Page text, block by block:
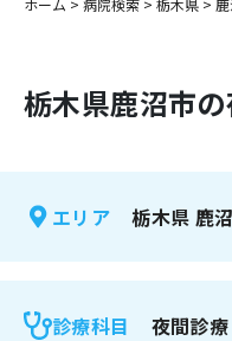
花粉症
感染症
ホーム > 病院検索 > 栃木県 >
栃木県鹿沼市
エリア 栃木県 鹿
診療科目 夜間診療